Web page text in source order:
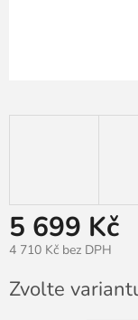
5 699 Kč
4 710 Kč bez DPH
cena:
Zvolte